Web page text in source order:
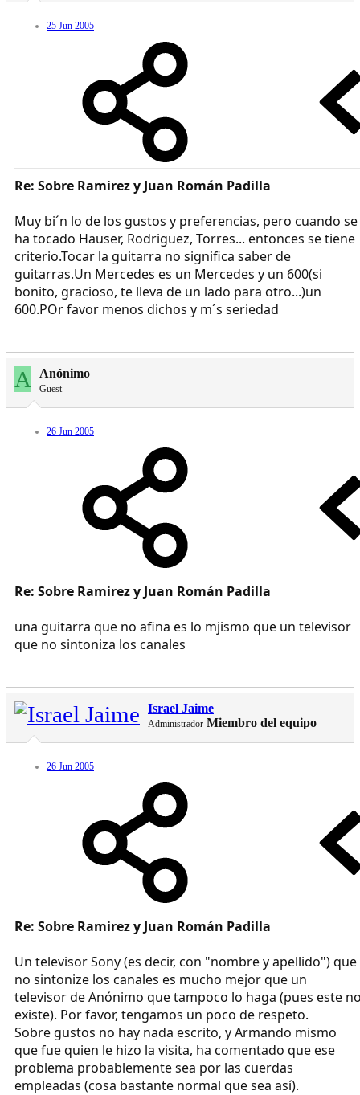
25 Jun 2005
Re: Sobre Ramirez y Juan Román Padilla
Muy bi´n lo de los gustos y preferencias, pero cuando se
ha tocado Hauser, Rodriguez, Torres... entonces se tiene
criterio.Tocar la guitarra no significa saber de
guitarras.Un Mercedes es un Mercedes y un 600(si
bonito, gracioso, te lleva de un lado para otro...)un
600.POr favor menos dichos y m´s seriedad
A Anónimo
Guest
26 Jun 2005
Re: Sobre Ramirez y Juan Román Padilla
una guitarra que no afina es lo mjismo que un televisor
que no sintoniza los canales
Israel Jaime
Administrador Miembro del equipo
26 Jun 2005
Re: Sobre Ramirez y Juan Román Padilla
Un televisor Sony (es decir, con "nombre y apellido") que
no sintonize los canales es mucho mejor que un
televisor de Anónimo que tampoco lo haga (pues este
existe). Por favor, tengamos un poco de respeto.
Sobre gustos no hay nada escrito, y Armando mismo
que fue quien le hizo la visita, ha comentado que ese
problema probablemente sea por las cuerdas
empleadas (cosa bastante normal que sea así).